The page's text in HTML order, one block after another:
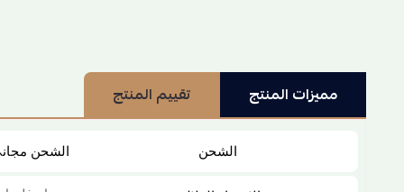
مميزات المنتج تقييم المنتج
الشحن الشحن